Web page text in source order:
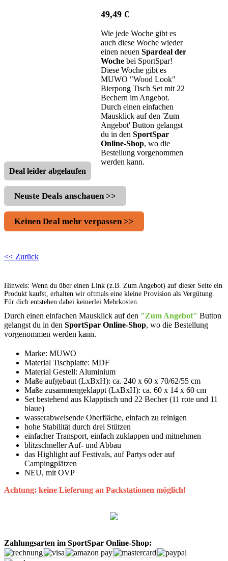
49,49 €
Wie jede Woche gibt es
auch diese Woche wieder
einen neuen Spardeal der
Woche bei SportSpar!
Diese Woche gibt es
MUWO "Wood Look"
Bierpong Tisch Set mit 22
Bechern im Angebot.
Durch einen einfachen
Mausklick auf den 'Zum
Angebot' Button gelangst
du in den SportSpar
Online-Shop, wo die
Bestellung vorgenommen
werden kann.
Deal leider abgelaufen
Neuste Deals anschauen >>
Keinen Deal mehr verpassen >>
<< Zurück
Hinweis: Wenn du über einen Link (z.B. Zum Angebot) auf dieser Seite ein
Produkt kaufst, erhalten wir oftmals eine kleine Provision als Vergütung.
Für dich entstehen dabei keinerlei Mehrkosten.
Durch einen einfachen Mausklick auf den "Zum Angebot" Button
gelangst du in den SportSpar Online-Shop, wo die Bestellung
vorgenommen werden kann.
Marke: MUWO
Material Tischplatte: MDF
Material Gestell: Aluminium
Maße aufgebaut (LxBxH): ca. 240 x 60 x 70/62/55 cm
Maße zusammengeklappt (LxBxH): ca. 60 x 14 x 60 cm
Set bestehend aus Klapptisch und 22 Becher (11 rote und 11
blaue)
wasserabweisende Oberfläche, einfach zu reinigen
hohe Stabilität durch drei Stützen
einfacher Transport, einfach zuklappen und mitnehmen
blitzschneller Auf- und Abbau
das Highlight auf Festivals, auf Partys oder auf
Campingplätzen
NEU, mit OVP
Achtung: keine Lieferung an Packstationen möglich!
Zahlungsarten im SportSpar Online-Shop: